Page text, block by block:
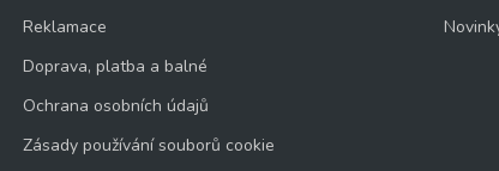
Reklamace
Doprava, platba a balné
Ochrana osobních údajů
Zásady používání souborů cookie